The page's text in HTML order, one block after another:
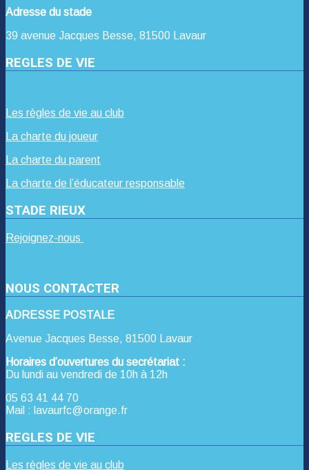
Adresse du stade
39 avenue Jacques Besse, 81500 Lavaur
REGLES DE VIE
Les règles de vie au club
La charte du joueur
La charte du parent
La charte de l’éducateur responsable
STADE RIEUX
Rejoignez-nous
NOUS CONTACTER
ADRESSE POSTALE
Avenue Jacques Besse, 81500 Lavaur
Horaires d’ouvertures du secrétariat :
Du lundi au vendredi de 10h à 12h
05 63 41 44 70
Mail : lavaurfc@orange.fr
REGLES DE VIE
Les règles de vie au club